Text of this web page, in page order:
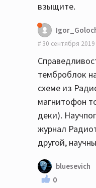
взыщите.
30 сентября
темброблок
схеме из
магнитофон
деки).
журнал
другой,
bluesevich
0